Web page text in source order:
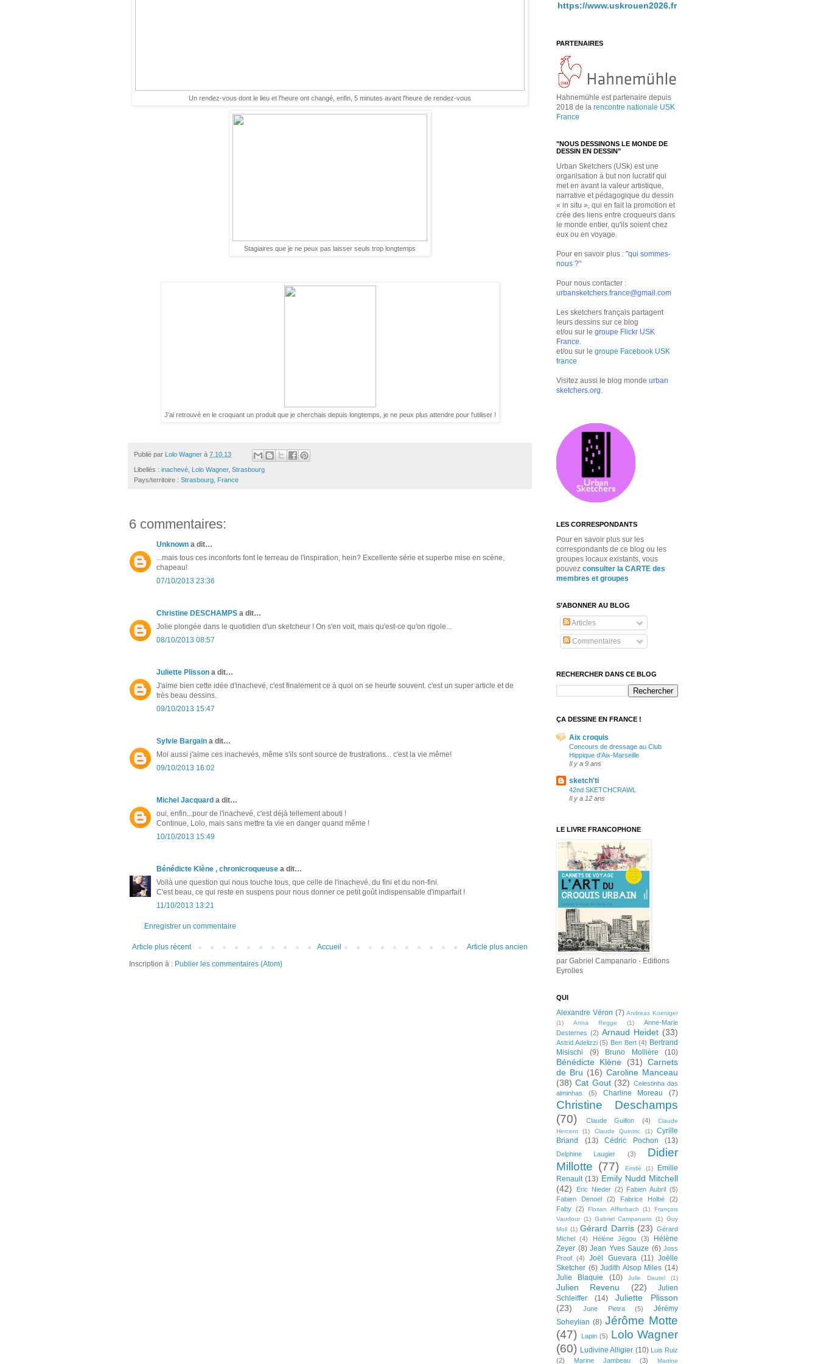
Un rendez-vous dont le lieu et l'heure ont changé, enfin, 5 minutes avant l'heure de rendez-vous
Stagiaires que je ne peux pas laisser seuls trop longtemps
J'ai retrouvé en le croquant un produit que je cherchais depuis longtemps, je ne peux plus attendre pour l'utiliser !
Publié par Lolo Wagner à 7.10.13
Libellés : inachevé Lolo Wagner, Strasbourg
Pays/territoire : Strasbourg, France
6 commentaires:
Unknown a dit…
...mais tous ces inconforts font le terreau de l'inspiration, hein? Excellente série et superbe mise en scène,
chapeau!
07/10/2013 23:36
Christine DESCHAMPS a dit…
Jolie plongée dans le quotidien d'un sketcheur ! On s'en voit, mais qu'est-ce qu'on rigole...
08/10/2013 08:57
Juliette Plisson a dit…
J'aime bien cette idée d'inachevé, c'est finalement ce à quoi on se heurte souvent. c'est un super article et de
très beau dessins.
09/10/2013 15:47
Sylvie Bargain a dit…
Moi aussi j'aime ces inachevés, même s'ils sont source de frustrations... c'est la vie même!
09/10/2013 16:02
Michel Jacquard a dit…
oui, enfin...pour de l'inachevé, c'est déjà tellement abouti !
Continue, Lolo, mais sans mettre ta vie en danger quand même !
10/10/2013 15:49
Bénédicte Klène , chronicroqueuse a dit…
Voilà une question qui nous touche tous, que celle de l'inachevé, du fini et du non-fini.
C'est beau, ce qui reste en suspens pour nous donner ce petit goût indispensable d'imparfait !
11/10/2013 13:21
Enregistrer un commentaire
Article plus récent Article plus ancien
Accueil
Inscription à : Publier les commentaires (Atom)
https://www.uskrouen2026.fr
PARTENAIRES
Hahnemühle est partenaire depuis
2018 de la rencontre nationale USK
France
"NOUS DESSINONS LE MONDE DE
DESSIN EN DESSIN"
Urban Sketchers (USk) est une
organisation à but non lucratif qui
met en avant la valeur artistique,
narrative et pédagogique du dessin
« in situ », qui en fait la promotion et
crée des liens entre croqueurs dans
le monde entier, qu'ils soient chez
eux ou en voyage.
Pour en savoir plus : "qui sommes-
nous ?"
Pour nous contacter :
urbansketchers.france@gmail.com
Les sketchers français partagent
leurs dessins sur ce blog
et/ou sur le groupe Flickr USK
France
et/ou sur le groupe Facebook USK
france
Visitez aussi le blog monde urban
sketchers.org
LES CORRESPONDANTS
Pour en savoir plus sur les
correspondants de ce blog ou les
groupes locaux existants, vous
pouvez consulter la CARTE des
membres et groupes
S’ABONNER AU BLOG
Articles
Commentaires
RECHERCHER DANS CE BLOG
ÇA DESSINE EN FRANCE !
Aix croquis
Concours de dressage au Club
Hippique d'Aix-Marseille
Il y a 9 ans
sketch'ti
42nd SKETCHCRAWL
Il y a 12 ans
LE LIVRE FRANCOPHONE
par Gabriel Campanario - Editions
Eyrolles
QUI
Alexandre Véron (7) Andreas Koeniger
(1)
Anna Regge (1)
Anne-Marie
Desternes (2) Arnaud Heidet (33)
Astrid Adelizzi (5) Ben Bert (4) Bertrand
Misischi
(9) Bruno Mollière (10)
Bénédicte Klène (31) Carnets
de Bru (16) Caroline Manceau
(38) Cat Gout (32) Celestinha das
alminhas
(5) Charline Moreau (7)
Christine Deschamps
(70)
Claude Guillon (4)
Claude
Hercent
(1) Claude Quintric (1)
Cyrille
Briand
(13) Cédric Pochon (13)
Delphine Laugier (3)
Didier
Millotte (77) Emdé (1)
Emilie
Renault (13) Emily Nudd Mitchell
(42)
Eric Nieder (2) Fabien Aubril (5)
Fabien Denoel
(2) Fabrice Holbé
(2)
Faby (2) Florian Afflerbach (1)
François
Vaudour (1) Gabriel Campanario (1) Guy
Moll (1) Gérard Darris (23) Gérard
Michel
(4) Hélène Jégou (3)
Hélène
Zeyer (8) Jean Yves Sauze (6) Joss
Proof
(4) Joël Guevara (11) Joëlle
Sketcher (6) Judith Alsop Miles (14)
Julie Blaquie
(10) Julie Dautel (1)
Julien Revenu (22)
Julien
Schleiffer
(14)
Juliette Plisson
(23)
June Pietra (5)
Jérémy
Soheylian (8) Jérôme Motte
(47)
Lapin (5) Lolo Wagner
(60) Ludivine Alligier (10) Luis Ruiz
(2)
Marine Jambeau (3) Martine